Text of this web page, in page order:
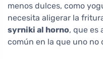
menos dulces, como
necesita aligerar la
syrniki al horno, que es
común en la que uno no